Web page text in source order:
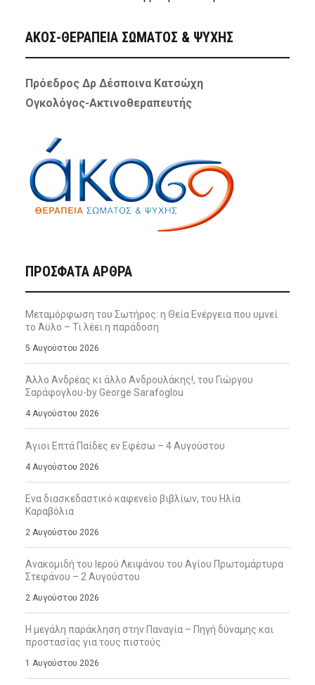
ΑΚΟΣ-ΘΕΡΑΠΕΙΑ ΣΩΜΑΤΟΣ & ΨΥΧΗΣ
Πρόεδρος Δρ Δέσποινα Κατσώχη
Ογκολόγος-Ακτινοθεραπευτής
ΠΡΌΣΦΑΤΑ ΆΡΘΡΑ
Μεταμόρφωση του Σωτήρος: η Θεία Ενέργεια που υμνεί
το Άϋλο – Τι λέει η παράδοση
5 Αυγούστου 2026
Άλλο Ανδρέας κι άλλο Ανδρουλάκης!, του Γιώργου
Σαράφογλου-by George Sarafoglou
4 Αυγούστου 2026
Άγιοι Επτά Παίδες εν Εφέσω – 4 Αυγούστου
4 Αυγούστου 2026
Ενα διασκεδαστικό καφενείο βιβλίων, του Ηλία
Καραβόλια
2 Αυγούστου 2026
Ανακομιδή του Ιερού Λειψάνου του Αγίου Πρωτομάρτυρα
Στεφάνου – 2 Αυγούστου
2 Αυγούστου 2026
Η μεγάλη παράκληση στην Παναγία – Πηγή δύναμης και
προστασίας για τους πιστούς
1 Αυγούστου 2026